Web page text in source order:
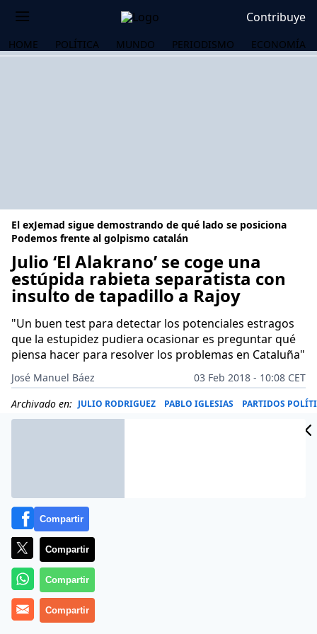
Contribuye
HOME POLÍTICA MUNDO PERIODISMO ECONOMÍA
El exJemad sigue demostrando de qué lado se posiciona
Podemos frente al golpismo catalán
Julio ‘El Alakrano’ se coge una
estúpida rabieta separatista con
insulto de tapadillo a Rajoy
"Un buen test para detectar los potenciales estragos
que la estupidez pudiera ocasionar es preguntar qué
piensa hacer para resolver los problemas en Cataluña"
José Manuel Báez
03 Feb 2018 - 10:08 CET
Archivado en: JULIO RODRIGUEZ PABLO IGLESIAS PARTIDOS
Compartir
Compartir
Compartir
Compartir